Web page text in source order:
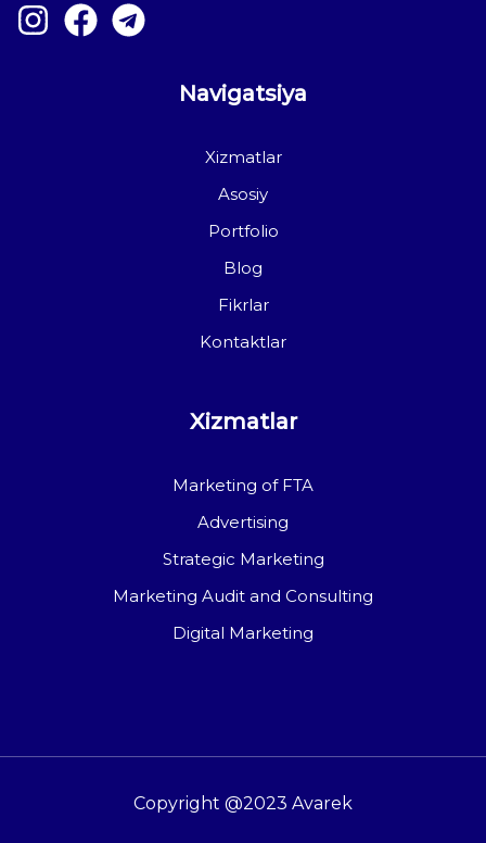
Navigatsiya
Xizmatlar
Asosiy
Portfolio
Blog
Fikrlar
Kontaktlar
Xizmatlar
Marketing of FTA
Advertising
Strategic Marketing
Marketing Audit and Consulting
Digital Marketing
Copyright @2023 Avarek